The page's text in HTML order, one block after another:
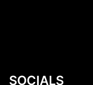
SOCIALS